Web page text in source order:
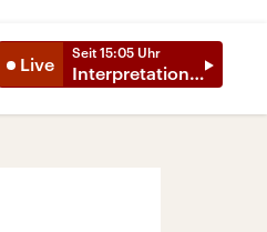
Live
Seit 15:05 Uhr
Interpretationen